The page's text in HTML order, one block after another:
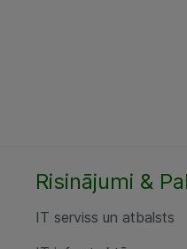
Risinājumi &
IT serviss un atbalsts